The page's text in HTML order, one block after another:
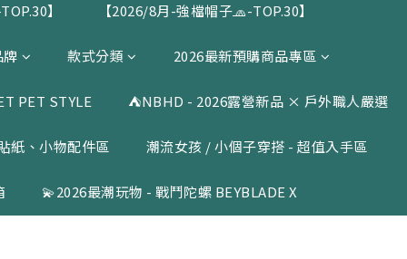
】 【2026/8月-強檔帽子🧢-TOP.30】
牌 款式分類 2026最新預購商品專區
PET STYLE ⛺️NBHD - 2026露營新品 × 戶外職人嚴選
紙、小物配件區 潮流女孩 / 小個子穿搭 - 超值入手區
💫2026最潮玩物 - 戰鬥陀螺 BEYBLADE X